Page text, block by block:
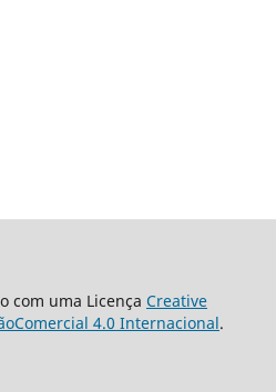
com uma Licença Creative
4.0 Internacional.